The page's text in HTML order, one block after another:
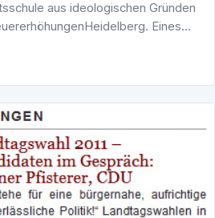
aus ideologischen Gründen
Eines